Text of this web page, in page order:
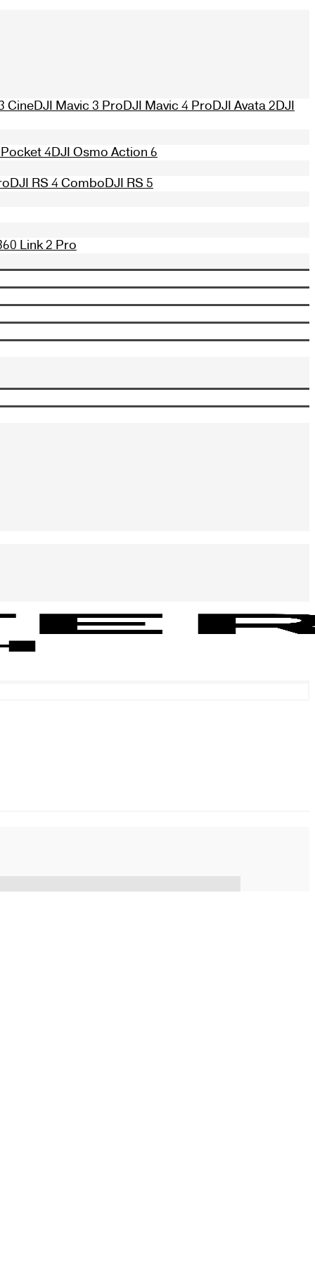
CineDJI Mavic 3 ProDJI Mavic 4 ProDJI Avata 2DJI
4DJI Osmo Action 6
DJI RS 4 ComboDJI RS 5
Link 2 Pro